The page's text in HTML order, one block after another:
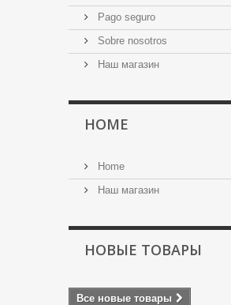
Pago seguro
Sobre nosotros
Наш магазин
HOME
Home
Наш магазин
НОВЫЕ ТОВАРЫ
Все новые товары